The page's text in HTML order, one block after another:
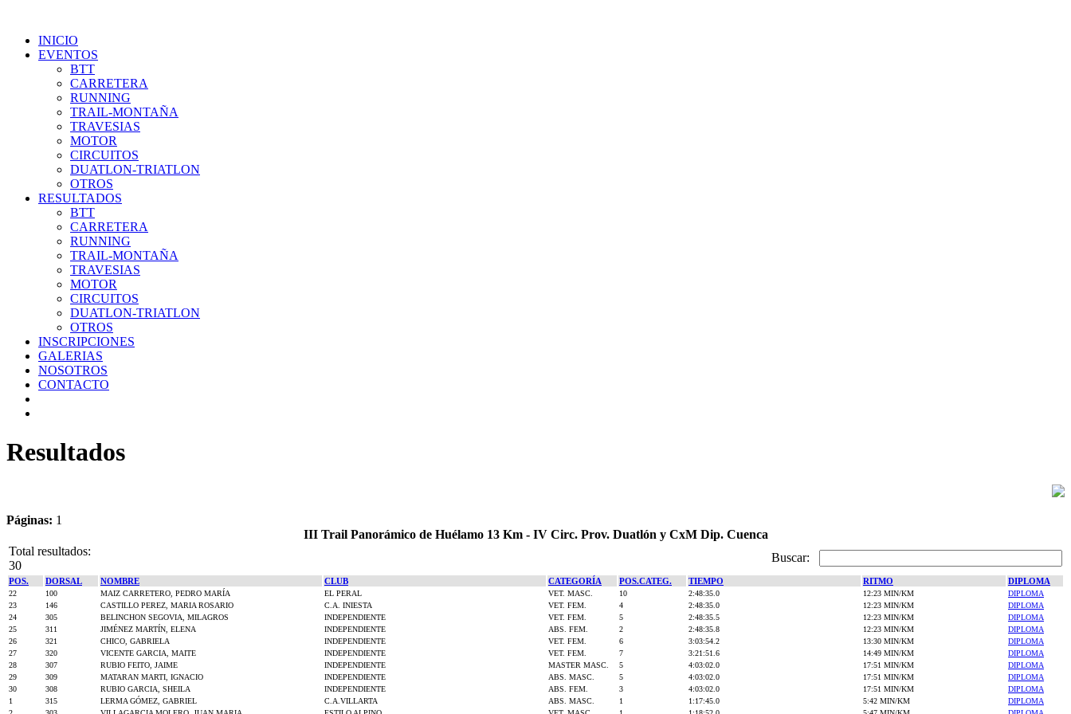
INICIO
EVENTOS
BTT
CARRETERA
RUNNING
TRAIL-MONTAÑA
TRAVESIAS
MOTOR
CIRCUITOS
DUATLON-TRIATLON
OTROS
RESULTADOS
BTT
CARRETERA
RUNNING
TRAIL-MONTAÑA
TRAVESIAS
MOTOR
CIRCUITOS
DUATLON-TRIATLON
OTROS
INSCRIPCIONES
GALERIAS
NOSOTROS
CONTACTO
Resultados
Páginas: 1
III Trail Panorámico de Huélamo 13 Km - IV Circ. Prov. Duatlón y CxM Dip. Cuenca
Total resultados:
30
Buscar:
POS. DORSAL NOMBRE CLUB CATEGORÍA POS.CATEG. TIEMPO RITMO DIPLOMA
22 100 MAIZ CARRETERO, PEDRO MARÍA EL PERAL VET. MASC. 10 2:48:35.0 12:23 MIN/KM
DIPLOMA
23
146 CASTILLO PEREZ, MARIA ROSARIO C.A. INIESTA VET. FEM. 4 2:48:35.0 12:23 MIN/KM
DIPLOMA
24
305 BELINCHON SEGOVIA, MILAGROS INDEPENDIENTE VET. FEM. 5 2:48:35.5 12:23 MIN/KM
DIPLOMA
25
311 JIMÉNEZ MARTÍN, ELENA INDEPENDIENTE ABS. FEM. 2 2:48:35.8 12:23 MIN/KM
DIPLOMA
26
321 CHICO, GABRIELA INDEPENDIENTE VET. FEM. 6 3:03:54.2 13:30 MIN/KM
DIPLOMA
27
320 VICENTE GARCIA, MAITE INDEPENDIENTE VET. FEM. 7 3:21:51.6 14:49 MIN/KM
DIPLOMA
28
307 RUBIO FEITO, JAIME INDEPENDIENTE MASTER MASC. 5 4:03:02.0 17:51 MIN/KM
DIPLOMA
29
309 MATARAN MARTI, IGNACIO INDEPENDIENTE ABS. MASC. 5 4:03:02.0 17:51 MIN/KM
DIPLOMA
30
308 RUBIO GARCIA, SHEILA INDEPENDIENTE ABS. FEM. 3 4:03:02.0 17:51 MIN/KM
DIPLOMA
1
315 LERMA GÓMEZ, GABRIEL C.A.VILLARTA ABS. MASC. 1 1:17:45.0 5:42 MIN/KM
DIPLOMA